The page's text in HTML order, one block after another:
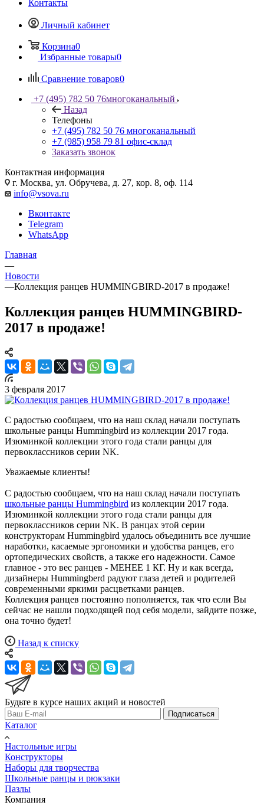
Контакты
Личный кабинет
Корзина0
Избранные товары0
Сравнение товаров0
+7 (495) 782 50 76многоканальный
Назад
Телефоны
+7 (495) 782 50 76 многоканальный
+7 (985) 958 79 81 офис-склад
Заказать звонок
Контактная информация
г. Москва, ул. Обручева, д. 27, кор. 8, оф. 114
info@vsova.ru
Вконтакте
Telegram
WhatsApp
Главная
—
Новости
—Коллекция ранцев HUMMINGBIRD-2017 в продаже!
Коллекция ранцев HUMMINGBIRD-
2017 в продаже!
3 февраля 2017
С радостью сообщаем, что на наш склад начали поступать
школьные ранцы Hummingbird из коллекции 2017 года.
Изюминкой коллекции этого года стали ранцы для
первоклассников серии NK.
Уважаемые клиенты!
С радостью сообщаем, что на наш склад начали поступать
школьные ранцы Hummingbird из коллекции 2017 года.
Изюминкой коллекции этого года стали ранцы для
первоклассников серии NK. В ранцах этой серии
конструкторам Hummingbird удалось объединить все лучшие
наработки, касаемые эргономики и удобства ранцев, его
ортопедических свойств, а также его надежности. Самое
главное - это вес ранцев - МЕНЕЕ 1 КГ. Ну и как всегда,
дизайнеры Hummingberd радуют глаза детей и родителей
современными яркими расцветками ранцев.
Коллекция ранцев постоянно пополняется, так что если Вы
сейчас не нашли подходящей под себя модели, зайдите позже,
она точно будет!
Назад к списку
Будьте в курсе наших акций и новостей
Подписаться
Каталог
Настольные игры
Конструкторы
Наборы для творчества
Школьные ранцы и рюкзаки
Пазлы
Компания